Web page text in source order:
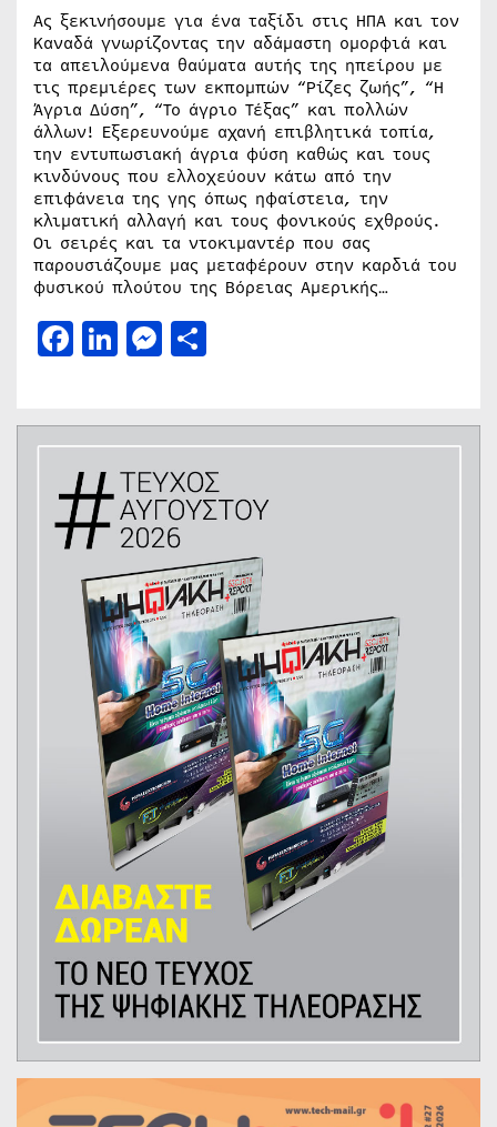
Ας ξεκινήσουμε για ένα ταξίδι στις ΗΠΑ και τον
Καναδά γνωρίζοντας την αδάμαστη ομορφιά και
τα απειλούμενα θαύματα αυτής της ηπείρου με
τις πρεμιέρες των εκπομπών “Ρίζες ζωής”, “Η
Άγρια Δύση”, “Το άγριο Τέξας” και πολλών
άλλων! Εξερευνούμε αχανή επιβλητικά τοπία,
την εντυπωσιακή άγρια φύση καθώς και τους
κινδύνους που ελλοχεύουν κάτω από την
επιφάνεια της γης όπως ηφαίστεια, την
κλιματική αλλαγή και τους φονικούς εχθρούς.
Οι σειρές και τα ντοκιμαντέρ που σας
παρουσιάζουμε μας μεταφέρουν στην καρδιά του
φυσικού πλούτου της Βόρειας Αμερικής…
Facebook
LinkedIn
Messenger